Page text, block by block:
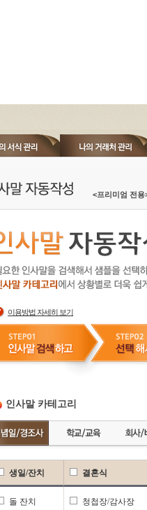
<프리미엄 전용
이용방법 자세히 보기
인사말 카테고리
생일/잔치
돌 잔치
결혼식
청첩장/감사장